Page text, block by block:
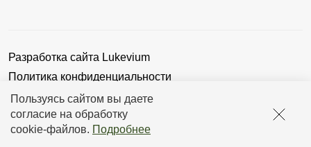
Пользуясь сайтом вы даете
согласие на обработку
cookie-файлов. Подробнее
Разработка сайта Lukevium
Политика конфиденциальности
Пользовательское соглашение